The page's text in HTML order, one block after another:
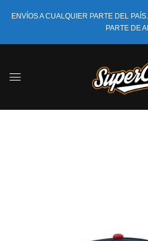
ENVÍOS A CUALQUIER PARTE DEL
PARTE DE